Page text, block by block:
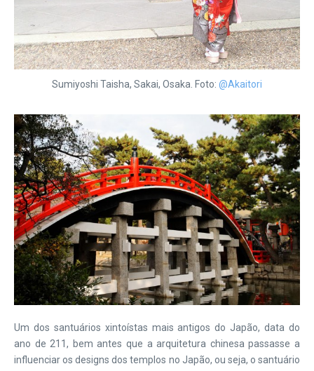
Sumiyoshi Taisha, Sakai, Osaka. Foto: @Akaitori
Um dos santuários xintoístas mais antigos do Japão, data do
ano de 211, bem antes que a arquitetura chinesa passasse a
influenciar os designs dos templos no Japão, ou seja, o santuário